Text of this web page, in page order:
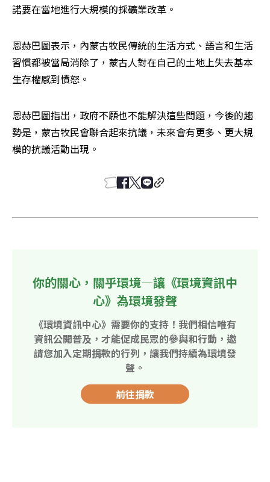
諾要在當地進行大規模的採礦業改革。
恩赫巴圖表示，內蒙古牧民傳統的生活方式、語言和生活
習慣都被當局消除了，蒙古人對在自己的土地上失去基本
生存權感到憤怒。
恩赫巴圖指出，政府不願也不能解決這些問題，今後的趨
勢是，蒙古牧民會聯合起來抗議，未來會有更多、更大規
模的抗議活動出現。
你的關心，關乎環境—讓《環境資訊中
心》為環境發聲
《環境資訊中心》需要你的支持！我們相信唯有
資訊公開普及，才能促成民眾的參與和行動，邀
請您加入定期捐款的行列，讓我們持續為環境發
聲。
前往捐款